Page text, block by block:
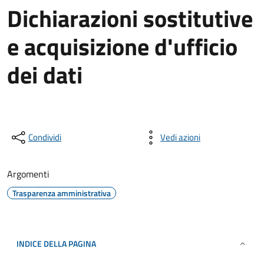
Dichiarazioni sostitutive
e acquisizione d'ufficio
dei dati
Condividi Vedi azioni
Argomenti
Trasparenza amministrativa
INDICE DELLA PAGINA